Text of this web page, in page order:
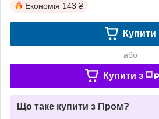
Економія 143 ₴
Купити
або
Купити з
Що таке купити з Пром?